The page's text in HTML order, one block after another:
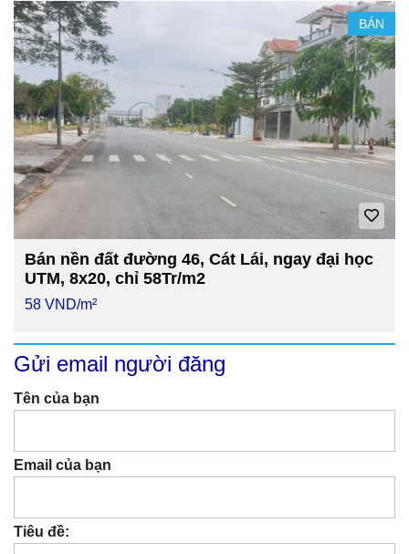
BÁN
Bán nền đất đường 46, Cát Lái, ngay đại học
UTM, 8x20, chỉ 58Tr/m2
58 VND/m²
Gửi email người đăng
Tên của bạn
Email của bạn
Tiêu đề: